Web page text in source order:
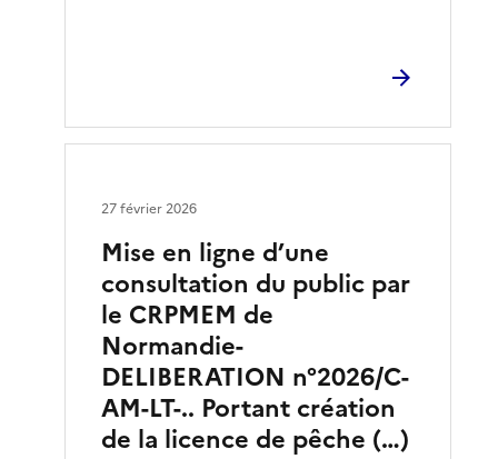
Mise en ligne d’une
consultation du public par
le CRPMEM de
Normandie-
DELIBERATION n°2026/C-
AM-LT-.. Portant création
de la licence de pêche (…)
27 février 2026